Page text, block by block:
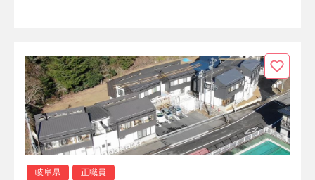
岐阜県 正職員